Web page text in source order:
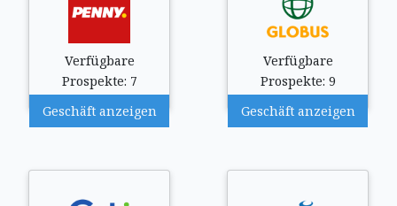
Verfügbare
Prospekte: 7
Geschäft anzeigen
Verfügbare
Prospekte: 9
Geschäft anzeigen